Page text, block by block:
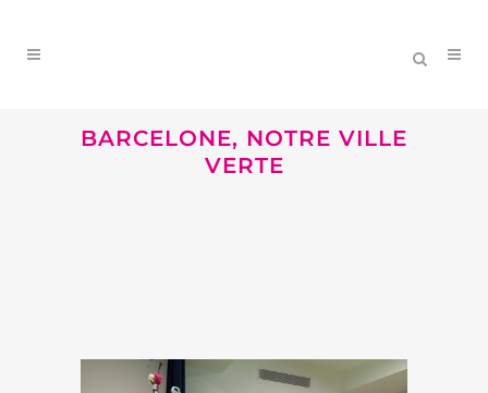
BARCELONE, NOTRE VILLE
VERTE